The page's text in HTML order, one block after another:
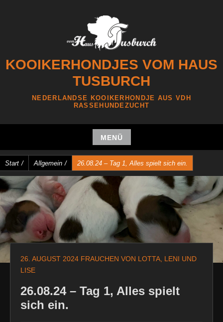
KOOIKERHONDJES VOM HAUS
TUSBURCH
NEDERLANDSE KOOIKERHONDJE AUS VDH
RASSEHUNDEZUCHT
MENÜ
Zum
Inhalt
springen
Start / Allgemein / 26.08.24 – Tag 1, Alles spielt sich ein.
26. AUGUST 2024 FRAUCHEN VON LOTTA, LENI UND
LISE
26.08.24 – Tag 1, Alles spielt
sich ein.